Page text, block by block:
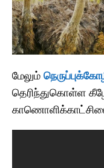
மேலும்
தெரிந்துகொள்ள